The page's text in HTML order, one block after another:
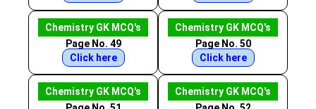
Chemistry GK MCQ's
Page No. 49
Click here
Chemistry GK MCQ's
Page No. 50
Click here
Chemistry GK MCQ's
Chemistry GK MCQ's